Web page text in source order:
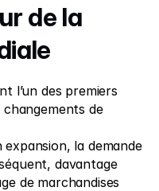
de la
l’un des premiers
de
la demande
davantage
de marchandises